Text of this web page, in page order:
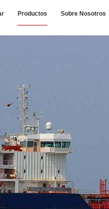
Productos Sobre Nosotros